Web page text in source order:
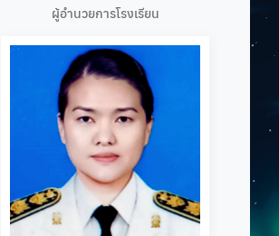
ผู้อำนวยการโรงเรียน